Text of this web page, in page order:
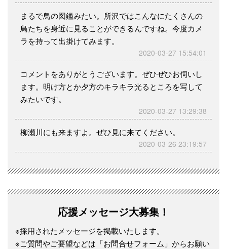
まるで鳥の図鑑みたい。所沢ではこんなにたくさんの
鳥たちを身近に見ることができるんですね。今度カメ
ラを持って出掛けてみます。
2020-03-27 15:54:01
コメントをありがとうございます。ぜひぜひお伺いし
ます。明け方とか夕方のキラキラ光るところを写して
みたいです。
2020-03-27 13:29:38
柳瀬川にも来ますよ。ぜひ見に来てください。
2020-03-26 23:19:57
応援メッセージ大募集！
※採用されたメッセージを掲載いたします。
※ご質問やご要望などは「お問合せフォーム」からお願い